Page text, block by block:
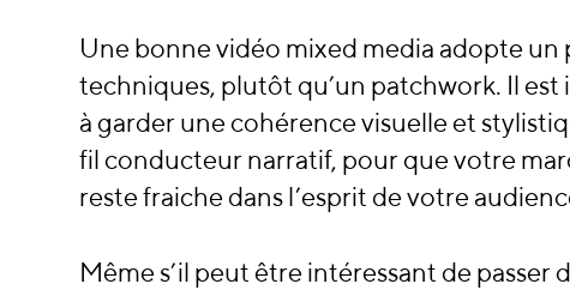
Une bonne vidéo mixed media adopte un
techniques, plutôt qu’un patchwork. Il
à garder une cohérence visuelle et
fil conducteur narratif, pour que votre
reste fraiche dans l’esprit de votre
Même s’il peut être intéressant de passer